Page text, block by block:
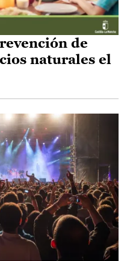
de
naturales el